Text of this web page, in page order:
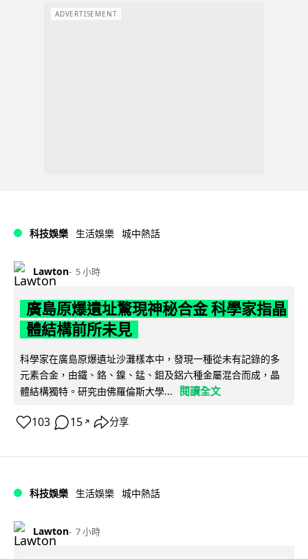
ADVERTISEMENT
科技娛樂 生活娛樂 城中熱話
Lawton 5 小時
廣島原爆遺址驚現神秘合金 科學家指晶
體結構前所未見
科學家在廣島原爆遺址沙灘樣本中，發現一種從未有記錄的多
元素合金，由鐵、鉻、鎳、錳、鉬及鋁六種金屬混合而成，晶
體結構獨特。研究由佛羅倫斯大學...
閱讀全文
103 15 ↗ 分享
科技娛樂 生活娛樂 城中熱話
Lawton 7 小時